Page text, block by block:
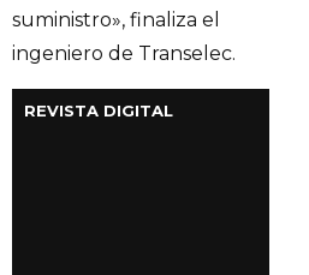
suministro», finaliza el
ingeniero de Transelec.
REVISTA DIGITAL